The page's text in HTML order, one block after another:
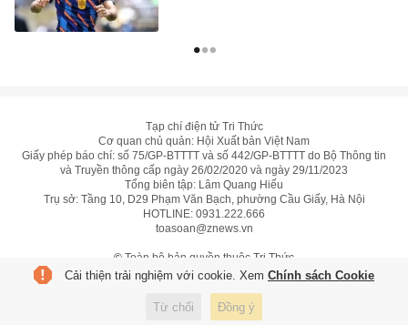
Tạp chí điện tử Tri Thức
Cơ quan chủ quản: Hội Xuất bản Việt Nam
Giấy phép báo chí: số 75/GP-BTTTT và số 442/GP-BTTTT do Bộ Thông tin
và Truyền thông cấp ngày 26/02/2020 và ngày 29/11/2023
Tổng biên tập: Lâm Quang Hiếu
Trụ sở: Tầng 10, D29 Phạm Văn Bạch, phường Cầu Giấy, Hà Nội
HOTLINE: 0931.222.666
toasoan@znews.vn
© Toàn bộ bản quyền thuộc Tri Thức
Cải thiện trải nghiệm với cookie. Xem Chính sách Cookie
Từ chối Đồng ý